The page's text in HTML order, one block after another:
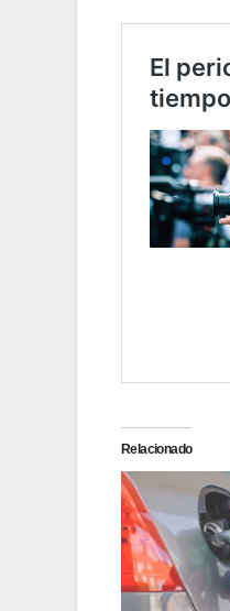
Relacionado